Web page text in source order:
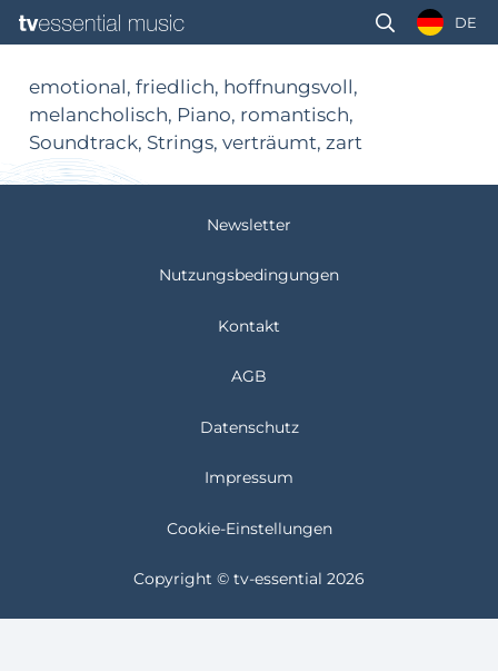
DE
emotional, friedlich, hoffnungsvoll,
melancholisch, Piano, romantisch,
Soundtrack, Strings, verträumt, zart
Newsletter
Nutzungsbedingungen
Kontakt
AGB
Datenschutz
Impressum
Cookie-Einstellungen
Copyright © tv-essential 2026